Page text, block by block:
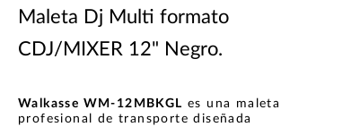
Maleta Dj Multi formato
CDJ/MIXER 12" Negro.
Walkasse WM-12MBKGL es una maleta
profesional de transporte diseñada